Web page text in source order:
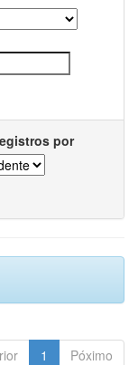
por
1 Póximo